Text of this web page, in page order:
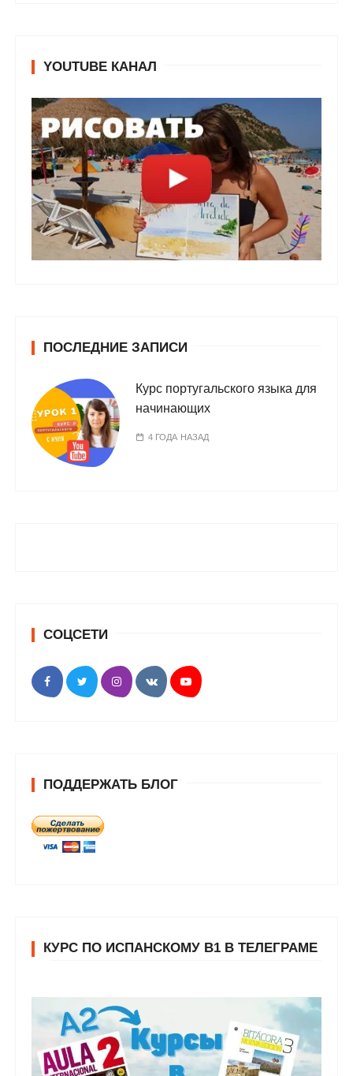
YOUTUBE КАНАЛ
ПОСЛЕДНИЕ ЗАПИСИ
Курс португальского языка для
начинающих
4 ГОДА НАЗАД
СОЦСЕТИ
ПОДДЕРЖАТЬ БЛОГ
КУРС ПО ИСПАНСКОМУ В1 В ТЕЛЕГРАМЕ